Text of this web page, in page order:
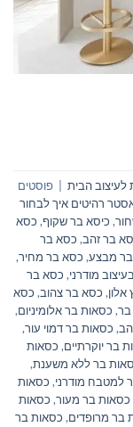
לעיצוב הבית
פוסטים
רהיטים איך לבחור
, כיסא בר שקוף, כסא
בר זהב, כסא בר
מבצע, כסא בר מחיר,
מודרני, כסא בר
, כסא בר צהוב, כסא
בר, כסאות בר אלומיניום,
, כסאות בר דמוי עור,
בר יוקרתיים, כסאות
בר ללא משענת,
למטבח מודרני, כסאות
כסאות בר מעור, כסאות
בר מרופדים, כסאות בר